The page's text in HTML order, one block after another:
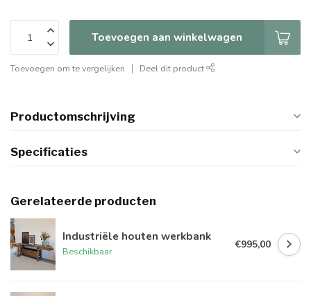
Toevoegen aan winkelwagen
Toevoegen om te vergelijken Deel dit product
Productomschrijving
Specificaties
Gerelateerde producten
Industriële houten werkbank
Beschikbaar
€995,00